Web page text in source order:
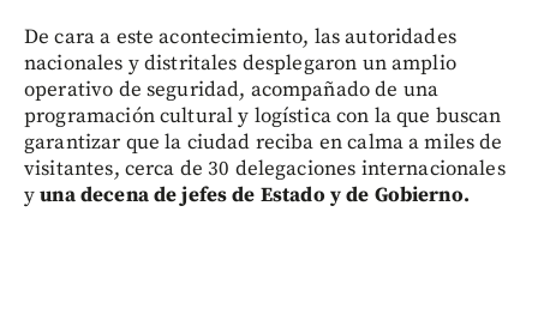
De cara a este acontecimiento, las autoridades
nacionales y distritales desplegaron un amplio
operativo de seguridad, acompañado de una
programación cultural y logística con la que buscan
garantizar que la ciudad reciba en calma a miles de
visitantes, cerca de 30 delegaciones internacionales
yuna decena de jefes de Estado y de Gobierno.